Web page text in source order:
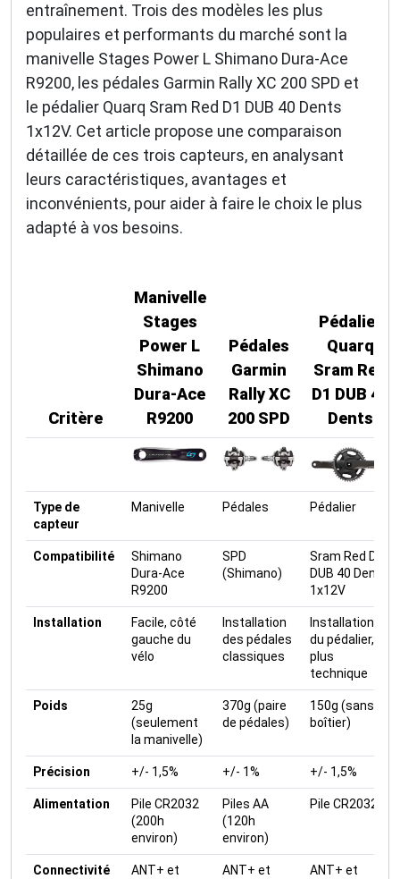
entraînement. Trois des modèles les plus
populaires et performants du marché sont la
manivelle Stages Power L Shimano Dura-Ace
R9200, les pédales Garmin Rally XC 200 SPD et
le pédalier Quarq Sram Red D1 DUB 40 Dents
1x12V. Cet article propose une comparaison
détaillée de ces trois capteurs, en analysant
leurs caractéristiques, avantages et
inconvénients, pour aider à faire le choix le plus
adapté à vos besoins.
Critère
Manivelle
Stages
Power L
Shimano
Dura-Ace
R9200
Pédales
Garmin
Rally XC
200 SPD
Pédalier
Quarq
Sram Red
D1 DUB 40
Dents
Type de
capteur
Manivelle Pédales Pédalier
Compatibilité
Shimano
Dura-Ace
R9200
SPD
(Shimano)
Sram Red D1
DUB 40 Dents
1x12V
Installation
Facile, côté
gauche du
vélo
Installation
des pédales
classiques
Installation
du pédalier,
plus
technique
Poids
25g
(seulement
la manivelle)
370g (paire
de pédales)
150g (sans
boîtier)
Précision +/- 1,5% +/- 1% +/- 1,5%
Alimentation
Pile CR2032
(200h
environ)
Piles AA
(120h
environ)
Pile CR2032
Connectivité
ANT+ et
ANT+ et
ANT+ et